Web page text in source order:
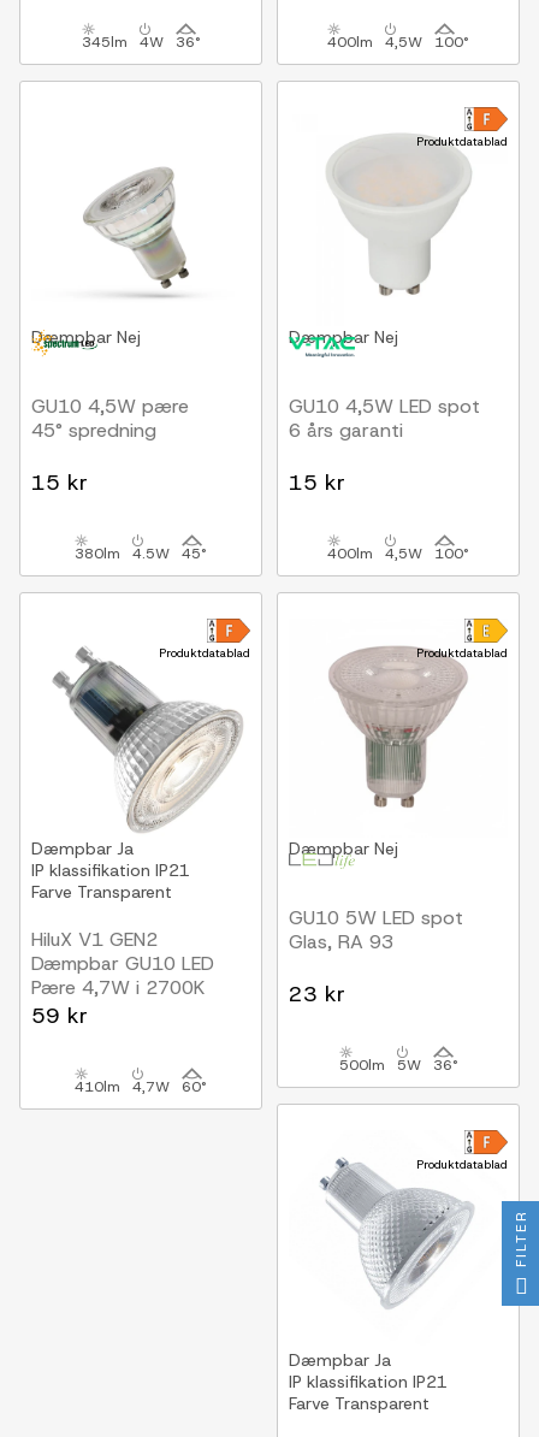
345lm 4W 36° 400lm 4,5W 100°
Dæmpbar Nej
GU10 4,5W pære
45° spredning
15 kr
380lm 4.5W 45°
Produktdatablad
Dæmpbar Nej
GU10 4,5W LED spot
6 års garanti
15 kr
400lm 4,5W 100°
Produktdatablad
Dæmpbar Ja
IP klassifikation IP21
Farve Transparent
HiluX V1 GEN2
Dæmpbar GU10 LED
Pære 4,7W i 2700K
410Lm Ra90
59 kr
410lm 4,7W 60°
Produktdatablad
Dæmpbar Nej
GU10 5W LED spot
Glas, RA 93
23 kr
500lm 5W 36°
Produktdatablad
Dæmpbar Ja
IP klassifikation IP21
Farve Transparent
FILTER